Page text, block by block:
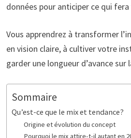
données pour anticiper ce qui
Vous apprendrez à transformer
en vision claire, à cultiver votre
garder une longueur d’avance sur
Sommaire
Qu’est-ce que le mix et tendance?
Origine et évolution du concept
Pourquoi le mix attire-t-il autant en